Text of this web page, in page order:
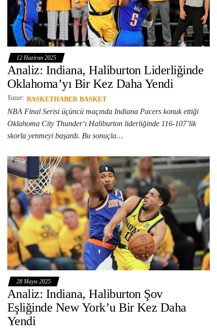
12 Haziran 2025
Analiz: Indiana, Haliburton Liderliğinde
Oklahoma’yı Bir Kez Daha Yendi
Yazar: BASKETHABER BASKET
NBA Final Serisi üçüncü maçında Indiana Pacers konuk ettiği
Oklahoma City Thunder‘ı Haliburton liderliğinde 116-107’lik
skorla yenmeyi başardı. Bu sonuçla…
28 Mayıs 2025
Analiz: Indiana, Haliburton Şov
Eşliğinde New York’u Bir Kez Daha
Yendi